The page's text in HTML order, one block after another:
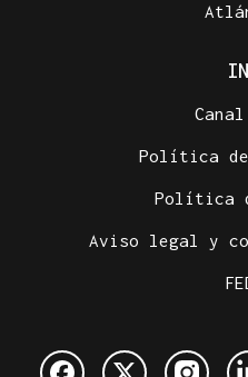
Política
Política
Aviso legal y